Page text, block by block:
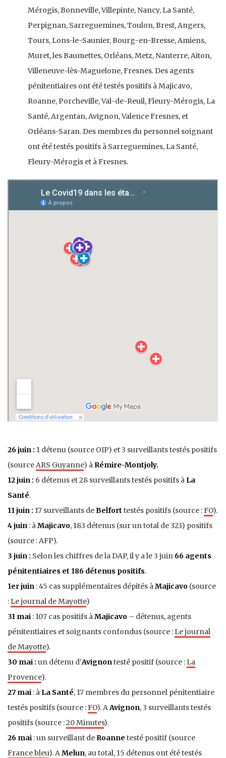
Mérogis, Bonneville, Villepinte, Nancy, La Santé,
Perpignan, Sarreguemines, Toulon, Brest, Angers,
Tours, Lons-le-Saunier, Bourg-en-Bresse, Amiens,
Muret, les Baumettes, Orléans, Metz, Nanterre, Aiton,
Villeneuve-lès-Maguelone, Fresnes. Des agents
pénitentiaires ont été testés positifs à Majicavo,
Roanne, Porcheville, Val-de-Reuil, Fleury-Mérogis, La
Santé, Argentan, Avignon, Valence Fresnes, et
Orléans-Saran. Des membres du personnel soignant
ont été testés positifs à Sarreguemines, La Santé,
Fleury-Mérogis et à Fresnes.
26 juin : 1 détenu (source OIP) et 3 surveillants testés positifs
(source ARS Guyanne) à Rémire-Montjoly.
12 juin : 6 détenus et 28 surveillants testés positifs à La
Santé.
11 juin : 17 surveillants deBelfort testés positifs (source :FO).
4 juin : à Majicavo, 183 détenus (sur un total de 323) positifs
(source : AFP).
3 juin : Selon les chiffres de la DAP, il y a le 3 juin 66 agents
pénitentiaires et 186 détenus positifs.
1er juin : 45 cas supplémentaires dépités à Majicavo (source
: Le journal de Mayotte)
31 mai : 107 cas positifs à Majicavo – détenus, agents
pénitentiaires et soignants confondus (source : Le journal
de Mayotte).
30 mai : un détenu d’Avignon testé positif (source : La
Provence).
27 mai : à La Santé, 17 membres du personnel pénitentiaire
testés positifs (source :FO). A Avignon, 3 surveillants testés
positifs (source :20 Minutes).
26 mai : un surveillant de Roanne testé positif (source
France bleu). A Melun, au total, 15 détenus ont été testés